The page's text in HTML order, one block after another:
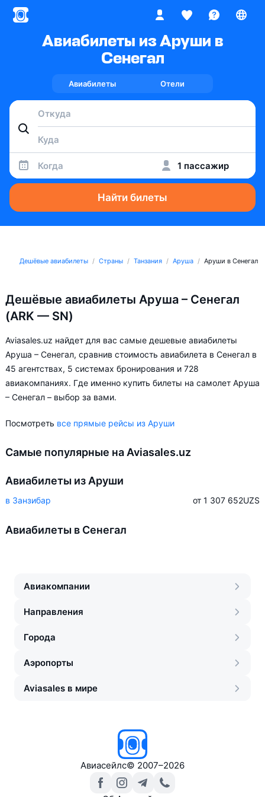
Авиабилеты из Аруши в
Сенегал
Авиабилеты Отели
Когда 1 пассажир
Найти билеты
Дешёвые авиабилеты Страны Танзания Аруша Аруши в Сенегал
Дешёвые авиабилеты Аруша – Сенегал
(ARK — SN)
Aviasales.uz найдет для вас самые дешевые авиабилеты
Аруша – Сенегал, сравнив стоимость авиабилета в Сенегал в
45 агентствах, 5 системах бронирования и 728
авиакомпаниях. Где именно купить билеты на самолет Аруша
– Сенегал – выбор за вами.
Посмотреть все прямые рейсы из Аруши
Самые популярные на Aviasales.uz
Авиабилеты из Аруши
в Занзибар от 1 307 652UZS
Авиабилеты в Сенегал
Авиакомпании
Направления
Города
Аэропорты
Aviasales в мире
Авиасейлс© 2007–2026